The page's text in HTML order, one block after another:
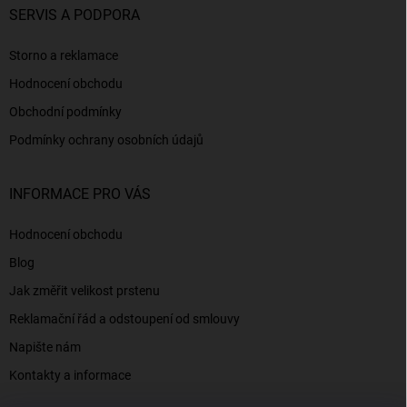
SERVIS A PODPORA
Storno a reklamace
Hodnocení obchodu
Obchodní podmínky
Podmínky ochrany osobních údajů
INFORMACE PRO VÁS
Hodnocení obchodu
Blog
Jak změřit velikost prstenu
Reklamační řád a odstoupení od smlouvy
Napište nám
Kontakty a informace